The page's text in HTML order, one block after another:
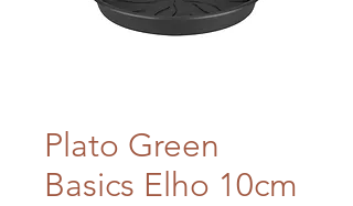
Plato Green
Basics Elho 10cm